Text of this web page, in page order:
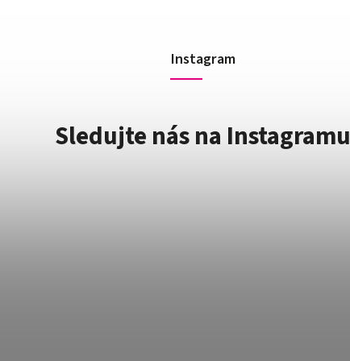
Instagram
Sledujte nás na Instagramu